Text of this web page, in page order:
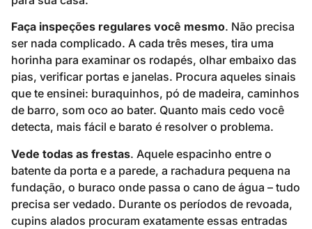
Faça inspeções regulares você mesmo. Não precisa
ser nada complicado. A cada três meses, tira uma
horinha para examinar os rodapés, olhar embaixo das
pias, verificar portas e janelas. Procura aqueles sinais
que te ensinei: buraquinhos, pó de madeira, caminhos
de barro, som oco ao bater. Quanto mais cedo você
detecta, mais fácil e barato é resolver o problema.
Vede todas as frestas. Aquele espacinho entre o
batente da porta e a parede, a rachadura pequena na
fundação, o buraco onde passa o cano de água – tudo
precisa ser vedado. Durante os períodos de revoada,
cupins alados procuram exatamente essas entradas